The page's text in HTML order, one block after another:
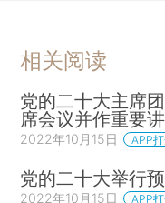
相关阅读
党的二十大主席
席会议并作重要
2022年10月15日 APP
党的二十大举行
2022年10月15日 APP